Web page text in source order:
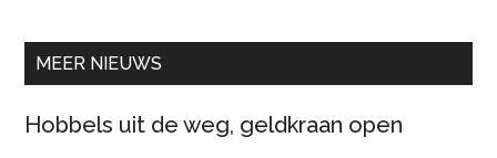
MEER NIEUWS
Hobbels uit de weg, geldkraan open